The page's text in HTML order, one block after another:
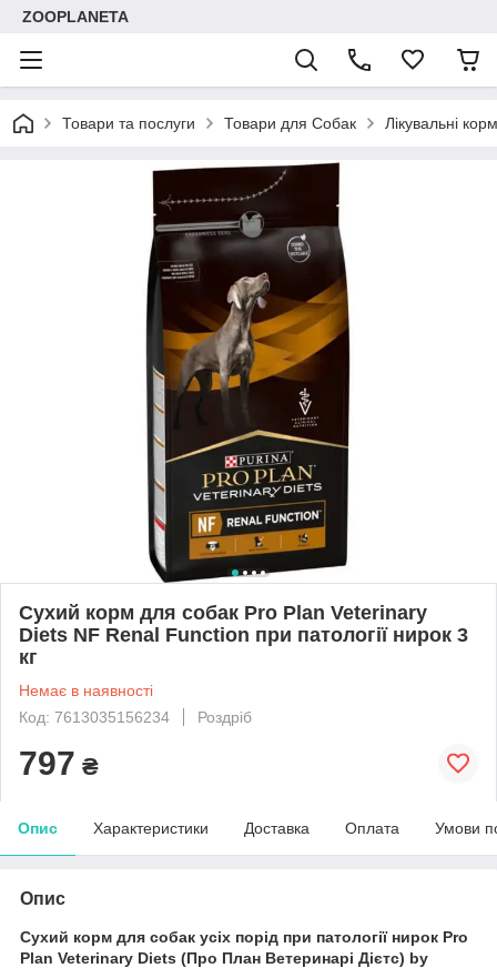
ZOOPLANETA
Товари та послуги Товари для Собак Лікувальні
Сухий корм для собак Pro Plan Veterinary
Diets NF Renal Function при патології нирок 3
кг
Немає в наявності
Код: 7613035156234
Роздріб
797 ₴
Опис Характеристики Доставка Оплата Умови
Опис
Сухий корм для собак усіх порід при патології нирок Pro
Plan Veterinary Diets (Про План Ветеринарі Дієтс) by